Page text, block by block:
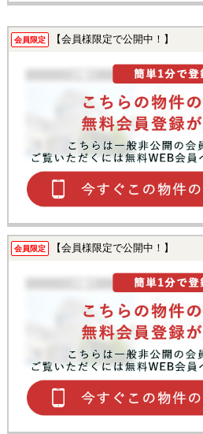
会員限定 【会員様限定で公開中！】
会員限定 【会員様限定で公開中！】